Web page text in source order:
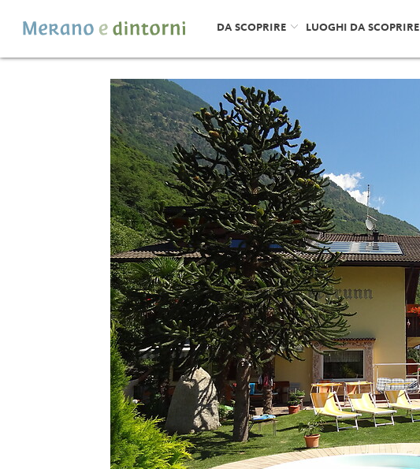
DA SCOPRIRE LUOGHI DA SCOPRIRE